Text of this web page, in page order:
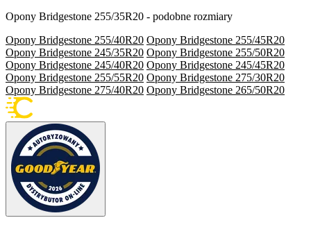
Opony Bridgestone 255/35R20 - podobne rozmiary
Opony Bridgestone 255/40R20 Opony Bridgestone 255/45R20
Opony Bridgestone 245/35R20 Opony Bridgestone 255/50R20
Opony Bridgestone 245/40R20 Opony Bridgestone 245/45R20
Opony Bridgestone 255/55R20 Opony Bridgestone 275/30R20
Opony Bridgestone 275/40R20 Opony Bridgestone 265/50R20